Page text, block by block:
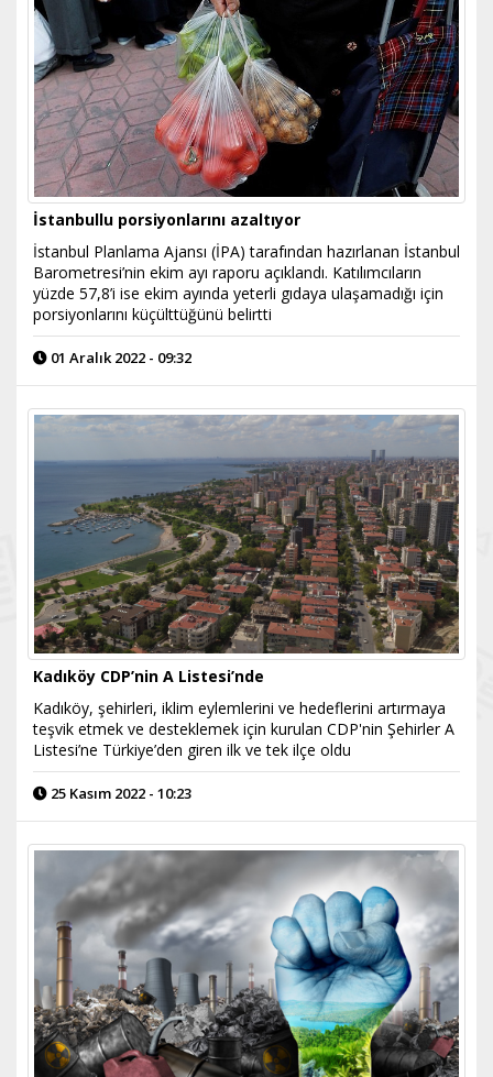
İstanbullu porsiyonlarını azaltıyor
İstanbul Planlama Ajansı (İPA) tarafından hazırlanan İstanbul
Barometresi’nin ekim ayı raporu açıklandı. Katılımcıların
yüzde 57,8’i ise ekim ayında yeterli gıdaya ulaşamadığı için
porsiyonlarını küçülttüğünü belirtti
01 Aralık 2022 - 09:32
Kadıköy CDP’nin A Listesi’nde
Kadıköy, şehirleri, iklim eylemlerini ve hedeflerini artırmaya
teşvik etmek ve desteklemek için kurulan CDP'nin Şehirler A
Listesi’ne Türkiye’den giren ilk ve tek ilçe oldu
25 Kasım 2022 - 10:23